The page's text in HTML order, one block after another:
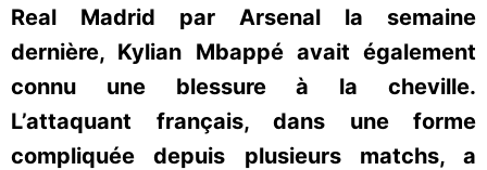
Real Madrid par Arsenal la semaine
dernière, Kylian Mbappé avait également
connu une blessure à la cheville.
L’attaquant français, dans une forme
compliquée depuis plusieurs matchs, a